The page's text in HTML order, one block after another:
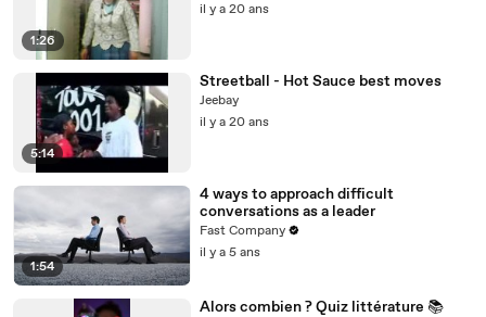
1:26
il y a 20 ans
5:14
Streetball - Hot Sauce best moves
Jeebay
il y a 20 ans
1:54
4 ways to approach difficult
conversations as a leader
Fast Company
il y a 5 ans
Alors combien ? Quiz littérature 📚